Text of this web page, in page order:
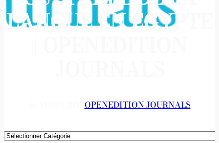
LANGUE EN ÉGYPTE
OPENEDITION JOURNALS
Catégories